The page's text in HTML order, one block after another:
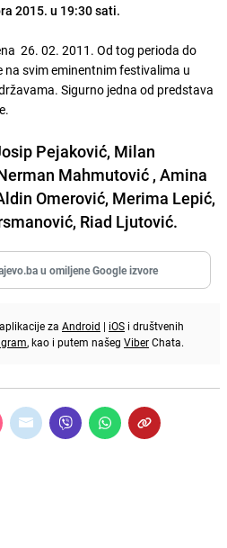
2015. u 19:30 sati.
26. 02. 2011. Od tog perioda do
svim eminentnim festivalima u
Sigurno jedna od predstava
Pejaković, Milan
Mahmutović , Amina
Omerović, Merima Lepić,
Riad Ljutović.
u omiljene Google izvore
za Android | iOS i društvenih
, kao i putem našeg ViberChata.